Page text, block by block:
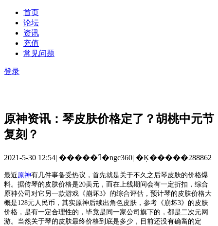
首页
论坛
资讯
充值
常见问题
登录
原神资讯：琴皮肤价格定了？胡桃中元节
复刻？
2021-5-30 12:54| �����ߣ�ngc360| �Ķ�����288862
最近 原神有几件事备受热议，首先就是关于不久之后琴皮肤的价格爆
料。据传琴的皮肤价格是20美元，而在上线期间会有一定折扣，综合
原神公司对它另一款游戏《崩坏3》的综合评估，预计琴的皮肤价格大
概是128元人民币，其实原神后续出角色皮肤，参考《崩坏3》的皮肤
价格，是有一定合理性的，毕竟是同一家公司旗下的，都是二次元网
游。当然关于琴的皮肤最终价格到底是多少，目前还没有确凿的定